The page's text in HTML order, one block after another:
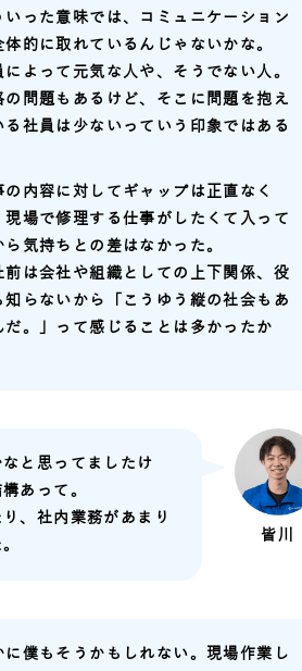
いった意味では、コミュニケーション
体的に取れているんじゃないかな。
によって元気な人や、そうでない人。
の問題もあるけど、そこに問題を抱え
る社員は少ないっていう印象ではある
の内容に対してギャップは正直なく
現場で修理する仕事がしたくて入って
ら気持ちとの差はなかった。
前は会社や組織としての上下関係、役
知らないから「こうゆう縦の社会もあ
だ。」って感じることは多かったか
皆川
と思ってましたけ
あって。
、社内業務があまり
に僕もそうかもしれない。現場作業し